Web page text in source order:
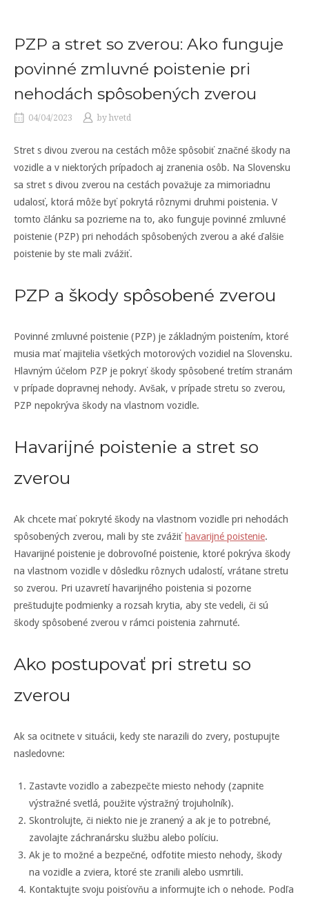
PZP a stret so zverou: Ako funguje
povinné zmluvné poistenie pri
nehodách spôsobených zverou
04/04/2023 by hvetd
Stret s divou zverou na cestách môže spôsobiť značné škody na
vozidle a v niektorých prípadoch aj zranenia osôb. Na Slovensku
sa stret s divou zverou na cestách považuje za mimoriadnu
udalosť, ktorá môže byť pokrytá rôznymi druhmi poistenia. V
tomto článku sa pozrieme na to, ako funguje povinné zmluvné
poistenie (PZP) pri nehodách spôsobených zverou a aké ďalšie
poistenie by ste mali zvážiť.
PZP a škody spôsobené zverou
Povinné zmluvné poistenie (PZP) je základným poistením, ktoré
musia mať majitelia všetkých motorových vozidiel na Slovensku.
Hlavným účelom PZP je pokryť škody spôsobené tretím stranám
v prípade dopravnej nehody. Avšak, v prípade stretu so zverou,
PZP nepokrýva škody na vlastnom vozidle.
Havarijné poistenie a stret so
zverou
Ak chcete mať pokryté škody na vlastnom vozidle pri nehodách
spôsobených zverou, mali by ste zvážiť havarijné poistenie.
Havarijné poistenie je dobrovoľné poistenie, ktoré pokrýva škody
na vlastnom vozidle v dôsledku rôznych udalostí, vrátane stretu
so zverou. Pri uzavretí havarijného poistenia si pozorne
preštudujte podmienky a rozsah krytia, aby ste vedeli, či sú
škody spôsobené zverou v rámci poistenia zahrnuté.
Ako postupovať pri stretu so
zverou
Ak sa ocitnete v situácii, kedy ste narazili do zvery, postupujte
nasledovne:
Zastavte vozidlo a zabezpečte miesto nehody (zapnite
výstražné svetlá, použite výstražný trojuholník).
Skontrolujte, či niekto nie je zranený a ak je to potrebné,
zavolajte záchranársku službu alebo políciu.
Ak je to možné a bezpečné, odfotite miesto nehody, škody
na vozidle a zviera, ktoré ste zranili alebo usmrtili.
Kontaktujte svoju poisťovňu a informujte ich o nehode. Podľa